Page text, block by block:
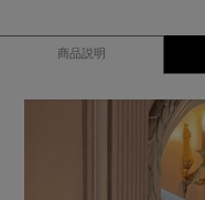
商品説明